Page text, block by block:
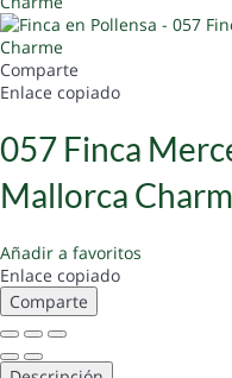
Comparte
Enlace copiado
057 Finca
Mallorca
Añadir a favoritos
Enlace copiado
Comparte